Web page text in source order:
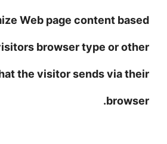
Web page content based
browser type or other
the visitor sends via their
browser.